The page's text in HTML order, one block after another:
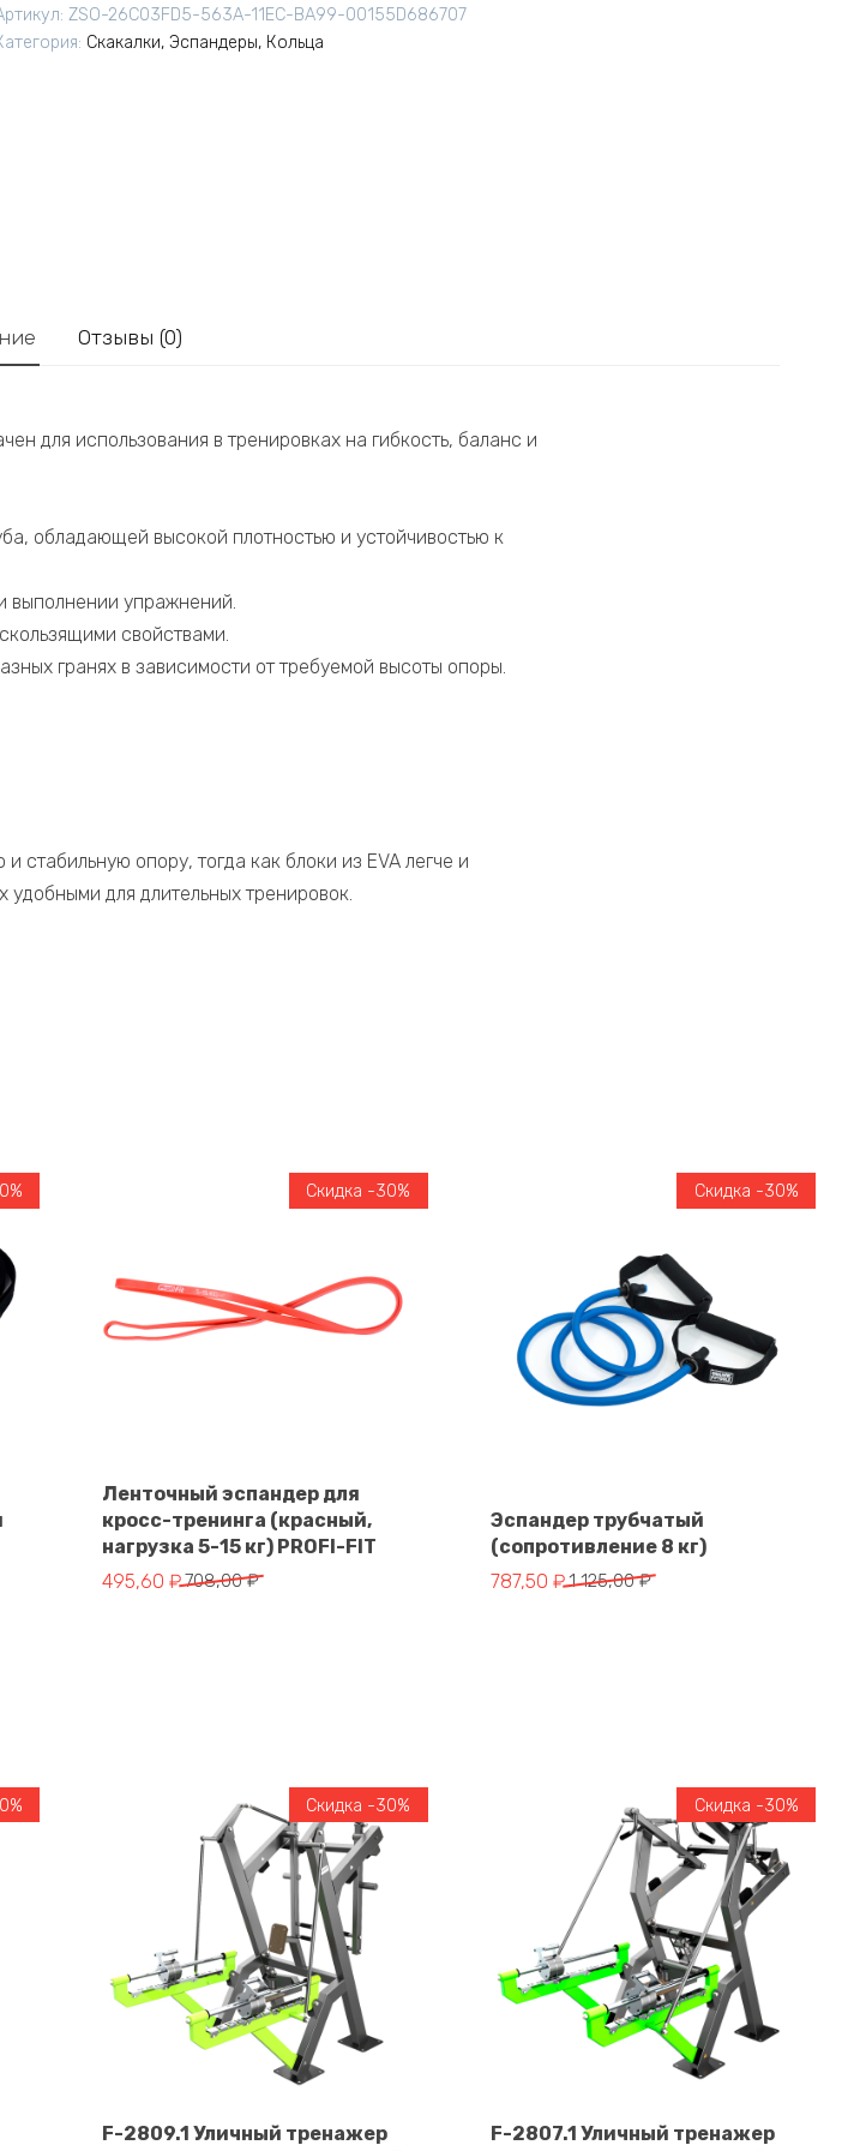
ZSO-26C03FD5-563A-11EC-BA99-00155D686707
Скакалки, Эспандеры, Кольца
Отзывы (0)
для использования в тренировках на гибкость, баланс и
обладающей высокой плотностью и устойчивостью к
выполнении упражнений.
свойствами.
гранях в зависимости от требуемой высоты опоры.
опору, тогда как блоки из EVA легче и
для длительных тренировок.
5 121,00 ₽.
В корзину
Скидка -30%
Ленточный эспандер для
кросс-тренинга (красный,
нагрузка 5-15 кг) PROFI-FIT
708,00₽
Первоначальная цена составляла 708,00 ₽.
495,60 ₽
Текущая цена: 495,60 ₽.
В корзину
Скидка -30%
Эспандер трубчатый
(сопротивление 8 кг)
1 125,00₽
Первоначальная цена составляла 1
787,50 ₽
Текущая цена: 787,50 ₽.
Скидка -30%
F-2809.1 Уличный тренажер
Скидка -30%
F-2807.1 Уличный тренажер